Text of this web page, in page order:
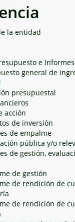
la entidad
e Informes
general de
presupuestal
acción
de inversión
de empalme
pública y/o
de gestión,
de gestión
de rendición de
de rendición de